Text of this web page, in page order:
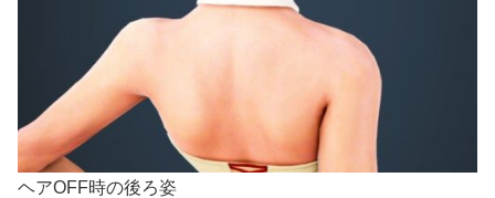
ヘアOFF時の後ろ姿